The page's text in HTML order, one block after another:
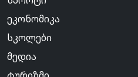
ეკონომიკა
სკოლები
მედია